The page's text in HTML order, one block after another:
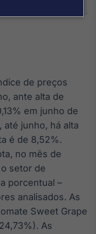
da
em
real
de
de preços
ante alta de
em junho de
até junho, há alta
é de 8,52%.
no mês de
setor de
porcentual –
analisados. As
Sweet Grape
As